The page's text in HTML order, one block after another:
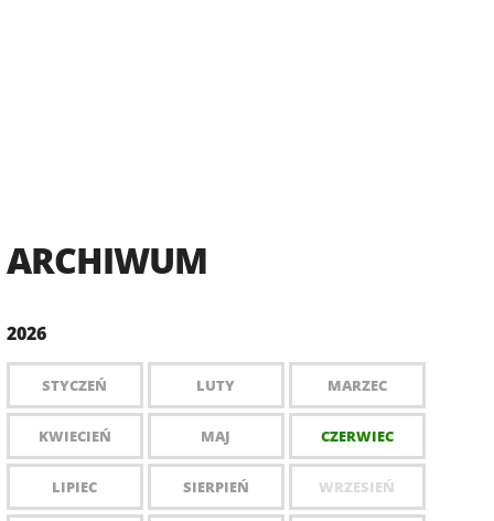
ARCHIWUM
2026
STYCZEŃ LUTY MARZEC
KWIECIEŃ MAJ CZERWIEC
LIPIEC SIERPIEŃ WRZESIEŃ